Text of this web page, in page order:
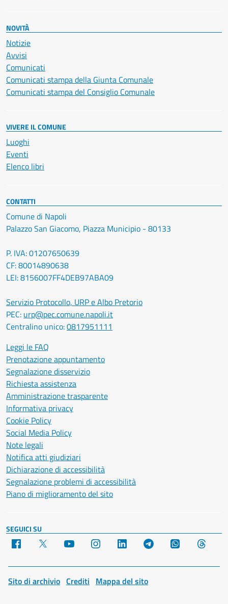
NOVITÀ
Notizie
Avvisi
Comunicati
Comunicati stampa della Giunta Comunale
Comunicati stampa del Consiglio Comunale
VIVERE IL COMUNE
Luoghi
Eventi
Elenco libri
CONTATTI
Comune di Napoli
Palazzo San Giacomo, Piazza Municipio - 80133
P. IVA: 01207650639
CF: 80014890638
LEI: 8156007FF4DEB97ABA09
Servizio Protocollo, URP e Albo Pretorio
PEC: urp@pec.comune.napoli.it
Centralino unico:0817951111
Leggi le FAQ
Prenotazione appuntamento
Segnalazione disservizio
Richiesta assistenza
Amministrazione trasparente
Informativa privacy
Cookie Policy
Social Media Policy
Note legali
Notifica atti giudiziari
Dichiarazione di accessibilità
Segnalazione problemi di accessibilità
Piano di miglioramento del sito
SEGUICI SU
Facebook YouTube Instagram LinkedIn Telegram WhatsApp
Sito di archivio Crediti Mappa del sito